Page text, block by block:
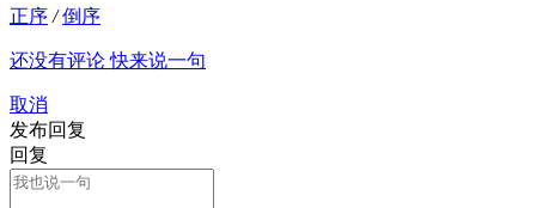
正序 / 倒序
还没有评论 快来说一句
取消
发布回复
回复